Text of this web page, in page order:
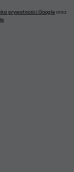
prywatności Google oraz
.